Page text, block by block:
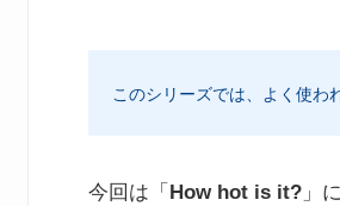
このシリーズでは、よく使わ
今回は「 How hot is it? 」